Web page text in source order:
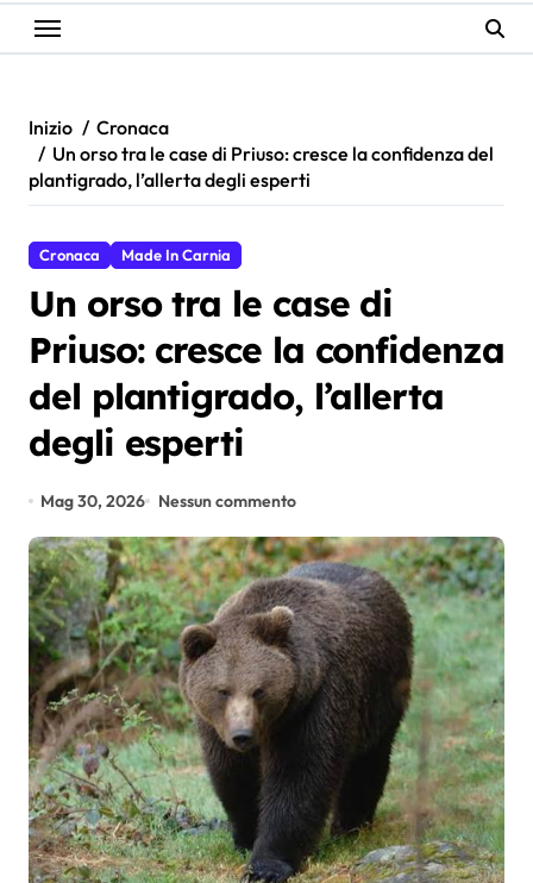
Inizio
Cronaca
Un orso tra le case di Priuso: cresce la confidenza del
plantigrado, l’allerta degli esperti
Cronaca Made In Carnia
Un orso tra le case di
Priuso: cresce la confidenza
del plantigrado, l’allerta
degli esperti
Mag 30, 2026 Nessun commento